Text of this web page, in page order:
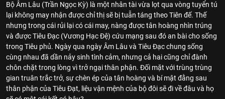
Bộ Âm Lâu (Trần Ngọc Kỳ) là một nhân tài vừa lọt qua vòng tuyển tú
lại không may nhận được chỉ thị sẽ bị tuẫn táng theo Tiên đế. Thế
nhưng trong cái rủi lại có cái may, nàng được tân hoàng nhìn trúng
và được Tiêu Đạc (Vương Hạc Đệ) cứu mạng sau đó an bài cho sống
trong Tiêu phủ. Ngày qua ngày Âm Lâu và Tiêu Đạc chung sống
cùng nhau đã dần nảy sinh tình cảm, nhưng cả hai cũng chỉ đành
chôn chặt trong lòng vì trở ngại thân phận. Đối mặt với trùng trùng
gian truân trắc trở, sự chèn ép của tân hoàng và bí mật đằng sau
thân phận của Tiêu Đạt, liệu vận mệnh của bộ đôi sẽ đi về đâu và họ